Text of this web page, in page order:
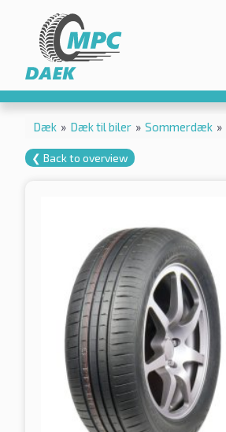
Dæk » Dæk til biler » Sommerdæk »
❮ Back to overview